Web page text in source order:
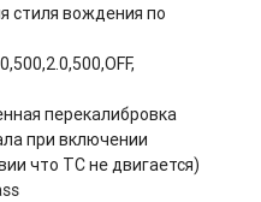
стиля вождения по
перекалибровка
при включении
что ТС не двигается)